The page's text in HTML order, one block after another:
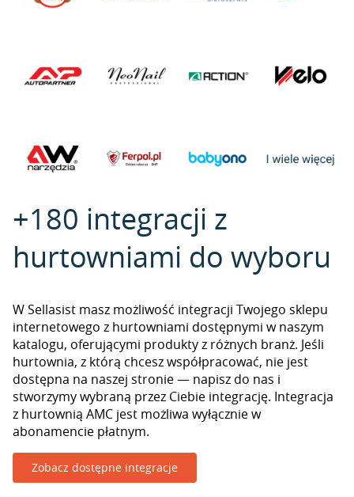
+180 integracji z
hurtowniami do wyboru
W Sellasist masz możliwość integracji Twojego sklepu
internetowego z hurtowniami dostępnymi w naszym
katalogu, oferującymi produkty z różnych branż. Jeśli
hurtownia, z którą chcesz współpracować, nie jest
dostępna na naszej stronie — napisz do nas i
stworzymy wybraną przez Ciebie integrację. Integracja
z hurtownią AMC jest możliwa wyłącznie w
abonamencie płatnym.
Zobacz dostępne integracje